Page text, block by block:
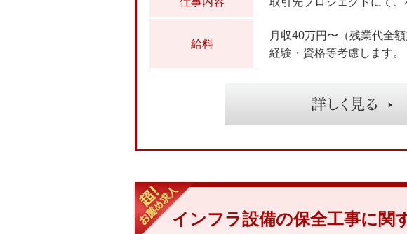
給料
月収40万円〜（残業代全
経験・資格等考慮します。
インフラ設備の保全工事に関